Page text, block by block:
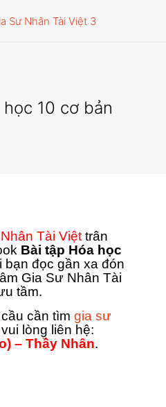
10 cơ bản
Tài Việttrân
Bài tập Hóa học
bạn đọc gần xa đón
Gia Sư Nhân Tài
tầm.
cần tìm gia sư
vui lòng liên hệ:
– Thầy Nhân.